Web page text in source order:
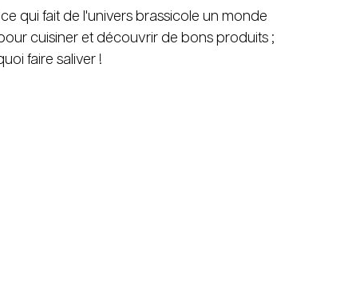
qui fait de l'univers brassicole un monde
cuisiner et découvrir de bons produits ;
faire saliver !